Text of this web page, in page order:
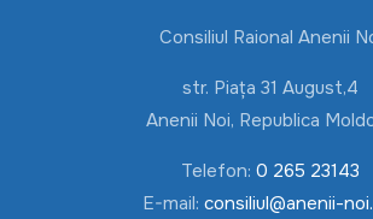
Consiliul Raional Anenii
str. Piața 31 August,4
Anenii Noi, Republica
Telefon: 0 265 23143
E-mail: consiliul@anenii-